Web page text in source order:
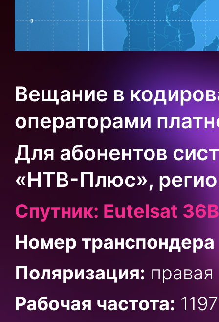
Вещание в
операторами
Для абонентов
«НТВ-Плюс»,
Спутник: Eutelsat
Номер транспондера
Поляризация: правая
Рабочая частота: